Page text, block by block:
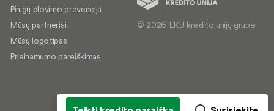
Pinigų plovimo prevencija
Mūsų partneriai
Mūsų logotipas
Prieinamumo pareiškimas
© 2026 LKU kredito unijų grupė